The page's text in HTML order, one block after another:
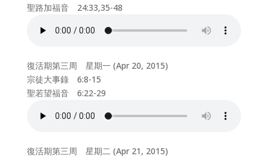
聖路加福音 24:33,35-48
復活期第三周 星期一 (Apr 20, 2015)
宗徒大事錄 6:8-15
聖若望福音 6:22-29
復活期第三周 星期二 (Apr 21, 2015)